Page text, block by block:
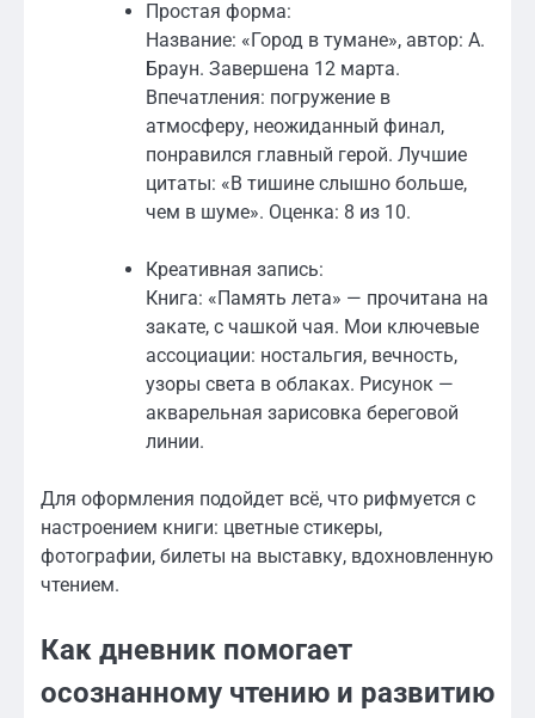
Простая форма:
Название: «Город в тумане», автор: А.
Браун. Завершена 12 марта.
Впечатления: погружение в
атмосферу, неожиданный финал,
понравился главный герой. Лучшие
цитаты: «В тишине слышно больше,
чем в шуме». Оценка: 8 из 10.
Креативная запись:
Книга: «Память лета» — прочитана на
закате, с чашкой чая. Мои ключевые
ассоциации: ностальгия, вечность,
узоры света в облаках. Рисунок —
акварельная зарисовка береговой
линии.
Для оформления подойдет всё, что рифмуется с
настроением книги: цветные стикеры,
фотографии, билеты на выставку, вдохновленную
чтением.
Как дневник помогает
осознанному чтению и развитию